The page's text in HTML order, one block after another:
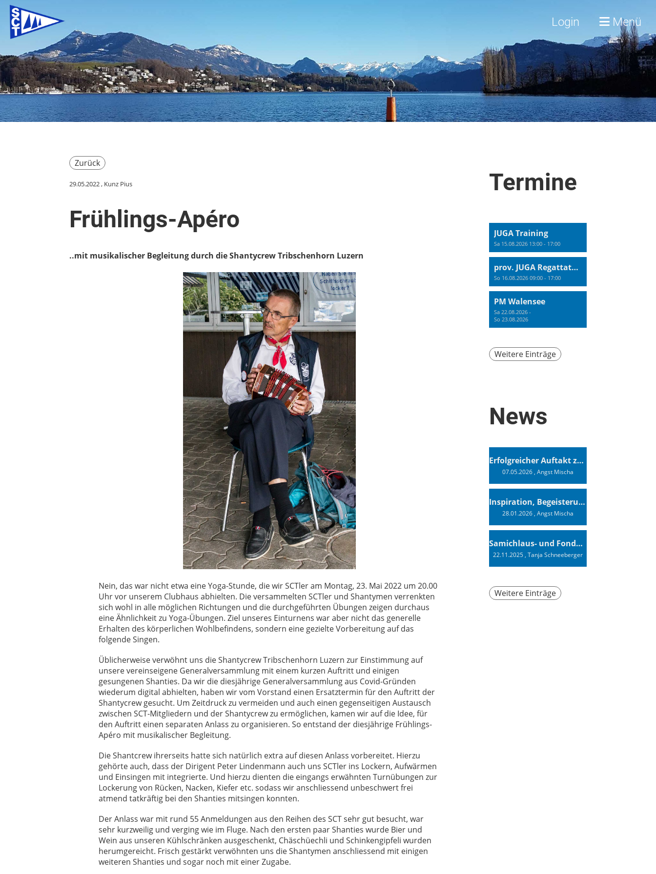
Login Menü
Zurück
29.05.2022, Kunz Pius
Frühlings-Apéro
..mit musikalischer Begleitung durch die Shantycrew Tribschenhorn Luzern
Nein, das war nicht etwa eine Yoga-Stunde, die wir SCTler am Montag, 23. Mai 2022 um 20.00
Uhr vor unserem Clubhaus abhielten. Die versammelten SCTler und Shantymen verrenkten
sich wohl in alle möglichen Richtungen und die durchgeführten Übungen zeigen durchaus
eine Ähnlichkeit zu Yoga-Übungen. Ziel unseres Einturnens war aber nicht das generelle
Erhalten des körperlichen Wohlbefindens, sondern eine gezielte Vorbereitung auf das
folgende Singen.
Üblicherweise verwöhnt uns die Shantycrew Tribschenhorn Luzern zur Einstimmung auf
unsere vereinseigene Generalversammlung mit einem kurzen Auftritt und einigen
gesungenen Shanties. Da wir die diesjährige Generalversammlung aus Covid-Gründen
wiederum digital abhielten, haben wir vom Vorstand einen Ersatztermin für den Auftritt der
Shantycrew gesucht. Um Zeitdruck zu vermeiden und auch einen gegenseitigen Austausch
zwischen SCT-Mitgliedern und der Shantycrew zu ermöglichen, kamen wir auf die Idee, für
den Auftritt einen separaten Anlass zu organisieren. So entstand der diesjährige Frühlings-
Apéro mit musikalischer Begleitung.
Die Shantcrew ihrerseits hatte sich natürlich extra auf diesen Anlass vorbereitet. Hierzu
gehörte auch, dass der Dirigent Peter Lindenmann auch uns SCTler ins Lockern, Aufwärmen
und Einsingen mit integrierte. Und hierzu dienten die eingangs erwähnten Turnübungen zur
Lockerung von Rücken, Nacken, Kiefer etc. sodass wir anschliessend unbeschwert frei
atmend tatkräftig bei den Shanties mitsingen konnten.
Der Anlass war mit rund 55 Anmeldungen aus den Reihen des SCT sehr gut besucht, war
sehr kurzweilig und verging wie im Fluge. Nach den ersten paar Shanties wurde Bier und
Wein aus unseren Kühlschränken ausgeschenkt, Chäschüechli und Schinkengipfeli wurden
herumgereicht. Frisch gestärkt verwöhnten uns die Shantymen anschliessend mit einigen
weiteren Shanties und sogar noch mit einer Zugabe.
Termine
JUGA Training
Sa 15.08.2026 13:00 - 17:00
prov. JUGA Regattatraining
So 16.08.2026 09:00 - 17:00
PM Walensee
Sa 22.08.2026 -
So 23.08.2026
Weitere Einträge
News
Erfolgreicher Auftakt zur Swiss Sailing Challenge League 2026
07.05.2026, Angst Mischa
Inspiration, Begeisterung - Ein Vortrag von Vendée-Globe-Finisher Oliver Heer
28.01.2026, Angst Mischa
Samichlaus- und Fonduabend
22.11.2025, Tanja Schneeberger
Weitere Einträge